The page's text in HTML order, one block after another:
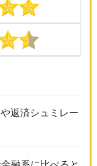
返済シュミレー